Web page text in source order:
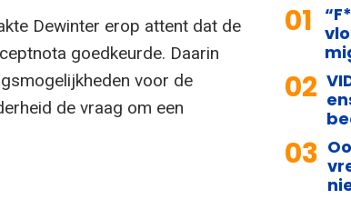
Dewinter erop attent dat de
goedkeurde. Daarin
voor de
de vraag om een
01
02
03